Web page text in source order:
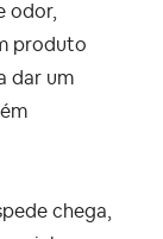
odor,
produto
dar um
chega,